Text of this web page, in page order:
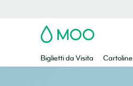
MOO
Biglietti da Visita Cartoline